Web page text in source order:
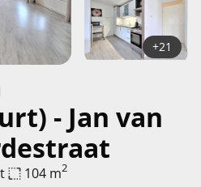
- Jan van
104 m2
+21